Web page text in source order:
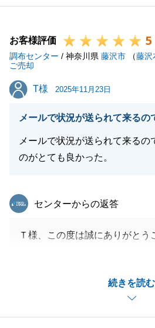
記などなど、多くのお願い事を
今後とも、お気軽にご連絡を頂
しくお願いいたします。
お客様評価 5
調布センター / 神奈川県 藤沢市 （藤沢
ご売却
T様
T様 2025年11月23日
メールで状況が送られて来るの
メールで状況が送られて来るの
のがとても良かった。
続きを読む
東急リバブル
センターからの返答
Ｔ様、この度は誠にありがとう
今後も、不動産の事や税金の事
したらお気軽にご相談いただけ